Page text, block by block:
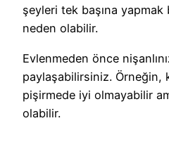
şeyleri tek başına
neden olabilir.
Evlenmeden önce
paylaşabilirsiniz. Örneğin,
pişirmede iyi olmayabilir
olabilir.